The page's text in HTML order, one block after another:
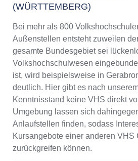
(WÜRTTEMBERG)
Bei mehr als 800
Außenstellen entsteht zuweilen
gesamte Bundesgebiet sei
Volkshochschulwesen
ist, wird beispielsweise in
deutlich. Hier gibt es nach
Kenntnisstand keine VHS direkt
Umgebung lassen sich
Anlaufstellen finden, sodass
Kursangebote einer anderen VHS
zurückgreifen können.